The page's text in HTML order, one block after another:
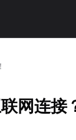
网连接